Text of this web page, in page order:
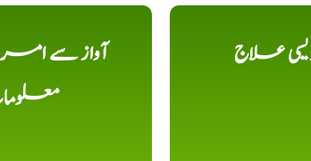
آواز سے
علاج